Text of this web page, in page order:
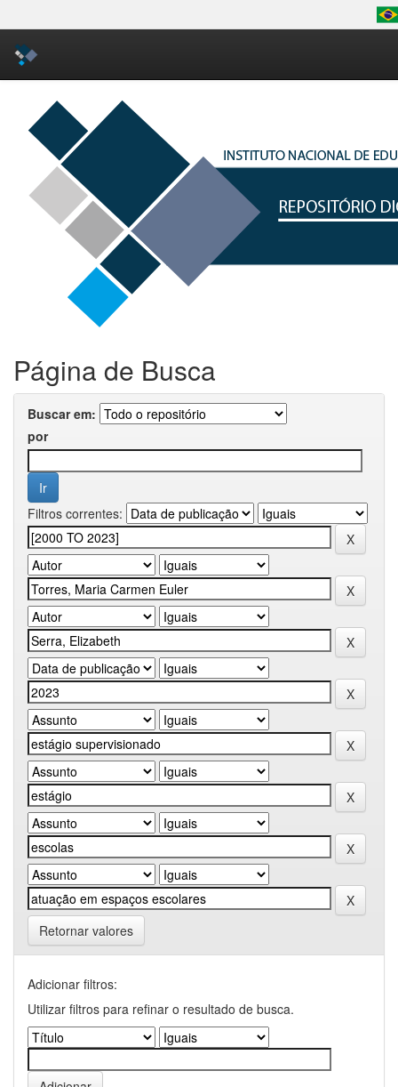
Skip
navigation
Página de Busca
Buscar em:
por
Filtros correntes:
Retornar valores
Adicionar filtros:
Utilizar filtros para refinar o resultado de busca.